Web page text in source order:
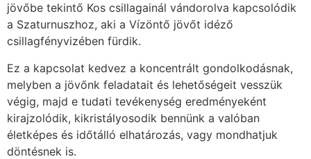
jövőbe tekintő Kos csillagainál vándorolva kapcsolódik
a Szaturnuszhoz, aki a Vízöntő jövőt idéző
csillagfényvizében fürdik.
Ez a kapcsolat kedvez a koncentrált gondolkodásnak,
melyben a jövőnk feladatait és lehetőségeit vesszük
végig, majd e tudati tevékenység eredményeként
kirajzolódik, kikristályosodik bennünk a valóban
életképes és időtálló elhatározás, vagy mondhatjuk
döntésnek is.